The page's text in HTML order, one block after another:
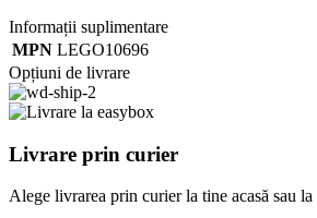
Informații suplimentare
MPN LEGO10696
Opțiuni de livrare
Livrare prin curier
Alege livrarea prin curierla tine acasă sau la